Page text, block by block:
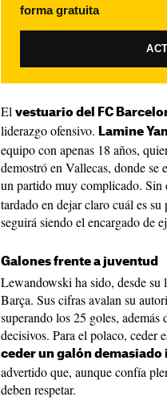
forma gratuita
El vestuario del FC
liderazgo ofensivo. Lamine
equipo con apenas 18 años,
demostró en Vallecas, donde se
un partido muy complicado. Sin
tardado en dejar claro cuál es
seguirá siendo el encargado de
Galones frente a juventud
Lewandowski ha sido, desde su
Barça. Sus cifras avalan su
superando los 25 goles,
decisivos. Para el polaco, ceder
ceder un galón
advertido que, aunque confía
deben respetar.